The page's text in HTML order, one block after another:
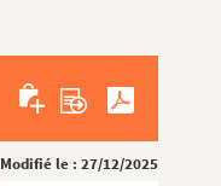
Modifié le : 27/12/2025